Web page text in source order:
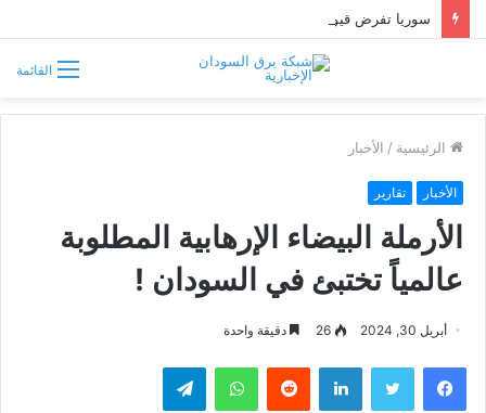
القائمة
الرئيسية / الأخبار
الأخبار تقارير
الأرملة البيضاء الإرهابية المطلوبة
عالمياً تختبئ في السودان !
أبريل 30, 2024 26 دقيقة واحدة
فيسبوك تويتر لينكدإن واتساب تيلقرام